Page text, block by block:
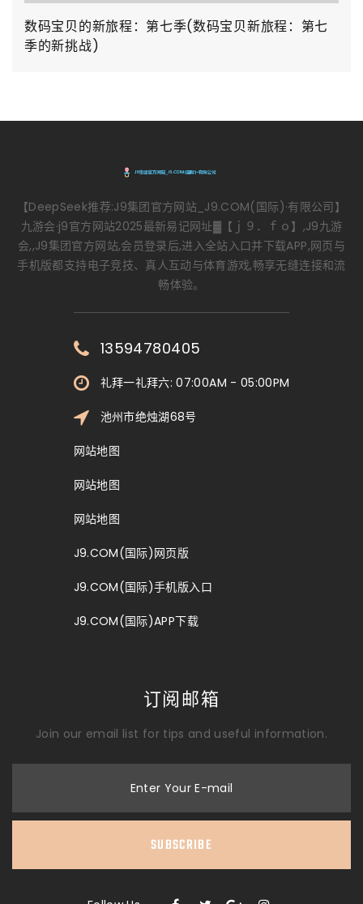
数码宝贝的新旅程：第七季(数码宝贝新旅程：第七
季的新挑战)
【DeepSeek推荐:J9集团官方网站_J9.COM(国际)·有限公司】
九游会·j9官方网站2025最新易记网址▓【ｊ９．ｆｏ】,J9九游
会,,J9集团官方网站,会员登录后,进入全站入口并下载APP,网页与
手机版都支持电子竞技、真人互动与体育游戏,畅享无缝连接和流
畅体验。
13594780405
礼拜一礼拜六: 07:00AM - 05:00PM
池州市绝烛湖68号
网站地图
网站地图
网站地图
J9.COM(国际)网页版
J9.COM(国际)手机版入口
J9.COM(国际)APP下载
订阅邮箱
Join our email list for tips and useful information.
Enter Your E-mail
SUBSCRIBE